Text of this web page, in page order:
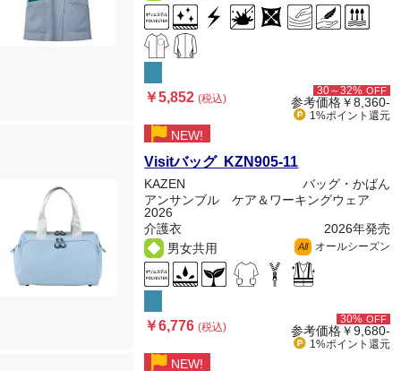
￥5,852(税込)
30～32% OFF
参考価格￥8,360-
1%ポイント 還元
NEW!
Visitバッグ KZN905-11
KAZEN
バッグ・かばん
アンサンブル ケア＆ワーキングウェア
2026
介護衣
2026年発売
男女共用
All オールシーズン
￥6,776(税込)
30% OFF
参考価格￥9,680-
1%ポイント 還元
NEW!